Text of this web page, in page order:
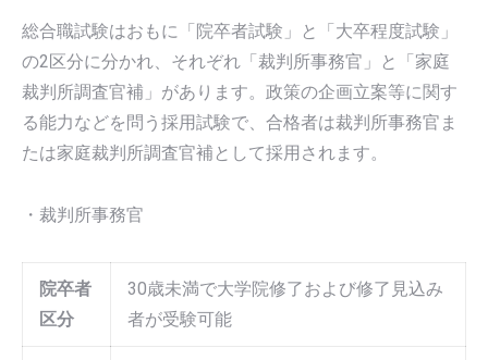
総合職試験はおもに「院卒者試験」と「大卒程度試験」
の2区分に分かれ、それぞれ「裁判所事務官」と「家庭
裁判所調査官補」があります。政策の企画立案等に関す
る能力などを問う採用試験で、合格者は裁判所事務官ま
たは家庭裁判所調査官補として採用されます。
・裁判所事務官
院卒者
区分
30歳未満で大学院修了および修了見込み
者が受験可能